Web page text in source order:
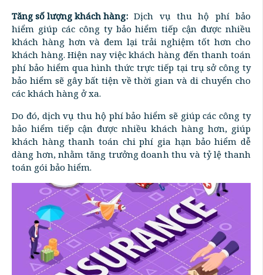
Tăng số lượng khách hàng: Dịch vụ thu hộ phí bảo
hiểm giúp các công ty bảo hiểm tiếp cận được nhiều
khách hàng hơn và đem lại trải nghiệm tốt hơn cho
khách hàng. Hiện nay việc khách hàng đến thanh toán
phí bảo hiểm qua hình thức trực tiếp tại trụ sở công ty
bảo hiểm sẽ gây bất tiện về thời gian và di chuyển cho
các khách hàng ở xa.
Do đó, dịch vụ thu hộ phí bảo hiểm sẽ giúp các công ty
bảo hiểm tiếp cận được nhiều khách hàng hơn, giúp
khách hàng thanh toán chi phí gia hạn bảo hiểm dễ
dàng hơn, nhằm tăng trưởng doanh thu và tỷ lệ thanh
toán gói bảo hiểm.